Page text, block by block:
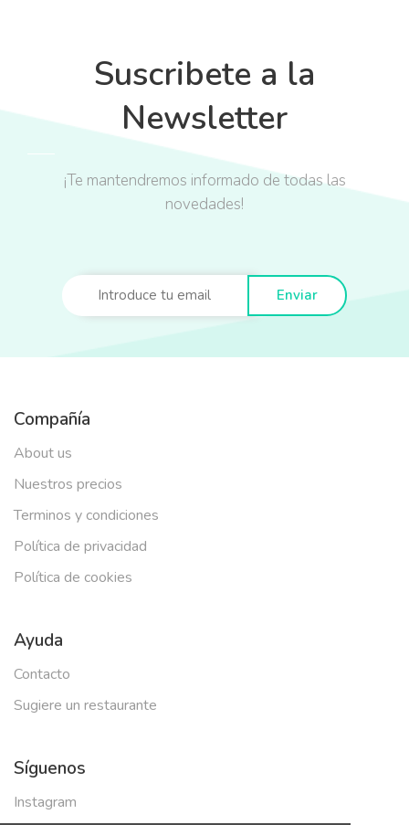
Suscribete a la
Newsletter
¡Te mantendremos informado de todas las
novedades!
Enviar
Compañía
About us
Nuestros precios
Terminos y condiciones
Política de privacidad
Política de cookies
Ayuda
Contacto
Sugiere un restaurante
Síguenos
Instagram